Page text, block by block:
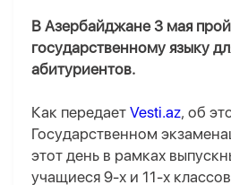
В Азербайджане 3 мая
государственному языку
абитуриентов.
Как передает Vesti.az, об
Государственном
этот день в рамках
учащиеся 9-х и 11-х